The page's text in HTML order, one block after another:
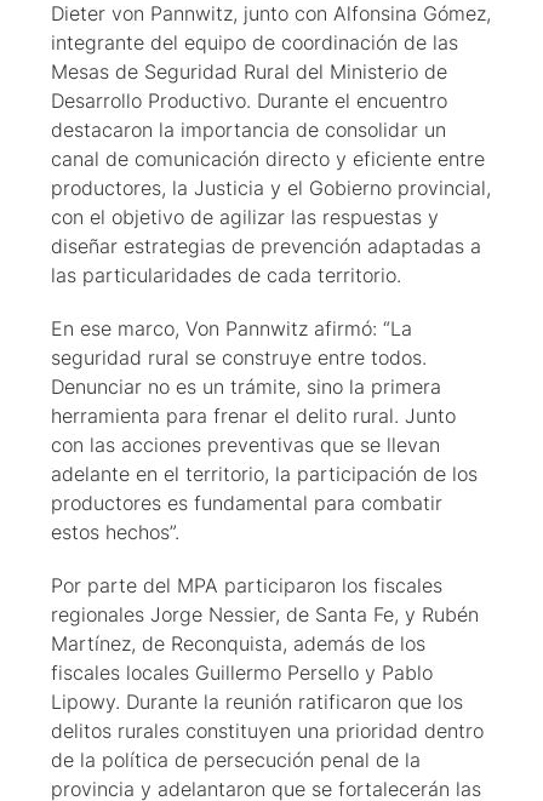
Dieter von Pannwitz, junto con Alfonsina Gómez,
integrante del equipo de coordinación de las
Mesas de Seguridad Rural del Ministerio de
Desarrollo Productivo. Durante el encuentro
destacaron la importancia de consolidar un
canal de comunicación directo y eficiente entre
productores, la Justicia y el Gobierno provincial,
con el objetivo de agilizar las respuestas y
diseñar estrategias de prevención adaptadas a
las particularidades de cada territorio.
En ese marco, Von Pannwitz afirmó: “La
seguridad rural se construye entre todos.
Denunciar no es un trámite, sino la primera
herramienta para frenar el delito rural. Junto
con las acciones preventivas que se llevan
adelante en el territorio, la participación de los
productores es fundamental para combatir
estos hechos”.
Por parte del MPA participaron los fiscales
regionales Jorge Nessier, de Santa Fe, y Rubén
Martínez, de Reconquista, además de los
fiscales locales Guillermo Persello y Pablo
Lipowy. Durante la reunión ratificaron que los
delitos rurales constituyen una prioridad dentro
de la política de persecución penal de la
provincia y adelantaron que se fortalecerán las